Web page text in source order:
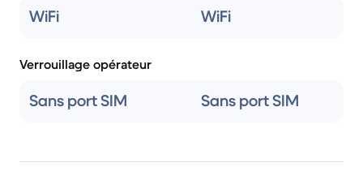
WiFi WiFi
Verrouillage opérateur
Sans port SIM Sans port SIM